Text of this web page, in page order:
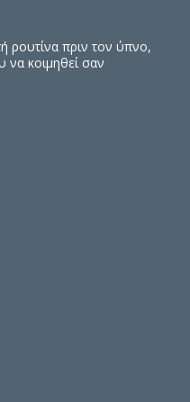
ρουτίνα πριν τον ύπνο,
να κοιμηθεί σαν